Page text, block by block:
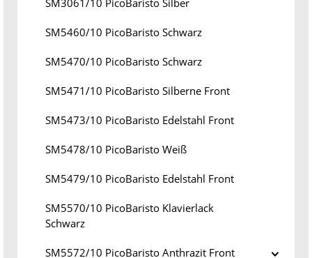
SM3061/10 PicoBaristo Silber
SM5460/10 PicoBaristo Schwarz
SM5470/10 PicoBaristo Schwarz
SM5471/10 PicoBaristo Silberne Front
SM5473/10 PicoBaristo Edelstahl Front
SM5478/10 PicoBaristo Weiß
SM5479/10 PicoBaristo Edelstahl Front
SM5570/10 PicoBaristo Klavierlack
Schwarz
SM5572/10 PicoBaristo Anthrazit Front